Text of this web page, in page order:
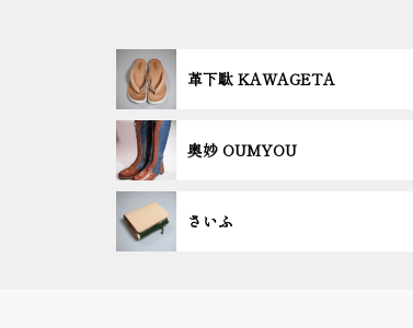
革下駄 KAWAGETA
奥妙 OUMYOU
さいふ